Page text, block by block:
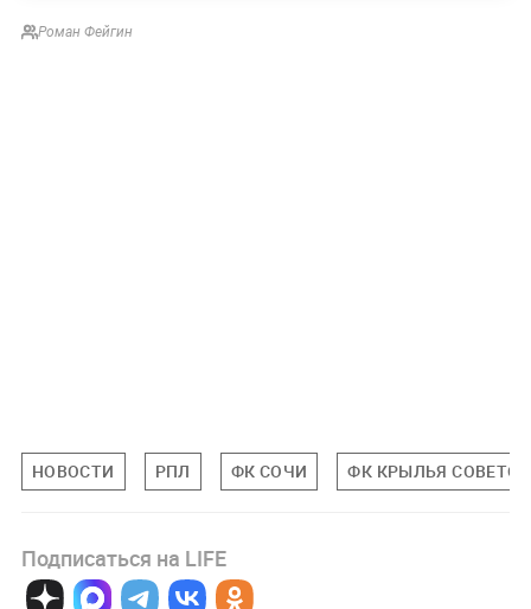
Роман Фейгин
НОВОСТИ РПЛ ФК СОЧИ ФК КРЫЛЬЯ СОВЕТОВ
Подписаться на LIFE